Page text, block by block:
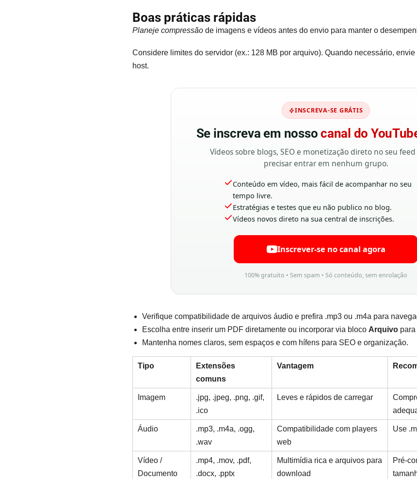
Boas práticas rápidas
Planeje compressãode imagens e vídeos antes do envio para manter o
Considere limites do servidor (ex.: 128 MB por arquivo). Quando necessário,
host.
INSCREVA-SE GRÁTIS
Se inscreva em nossocanal do
Vídeos sobre blogs, SEO e monetização direto no seu
precisar entrar em nenhum grupo.
Conteúdo em vídeo, mais fácil de acompanhar no seu
tempo livre.
Estratégias e testes que eu não publico no blog.
Vídeos novos direto na sua central de inscrições.
Inscrever-se no canal agora
100% gratuito • Sem spam • Só conteúdo, sem enrolação
Verifique compatibilidade de arquivos áudio e prefira .mp3 ou .m4a para
Escolha entre inserir um PDF diretamente ou incorporar via bloco Arquivopara
Mantenha nomes claros, sem espaços e com hífens para SEO e organização.
Tipo
Extensões
comuns
Vantagem
Imagem
.jpg, .jpeg, .png, .gif,
.ico
Leves e rápidos de carregar
Áudio
.mp3, .m4a, .ogg,
.wav
Compatibilidade com players
web
Use
Vídeo /
Documento
.mp4, .mov, .pdf,
.docx, .pptx
Multimídia rica e arquivos para
download
Pré-